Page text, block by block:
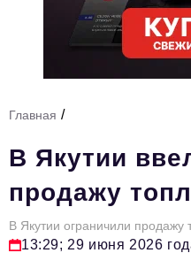
Премия "Тульский Бизнес"
История тульского
Тема номера
HR
Персона номера
Главная /
В Якутии
продажу
В Якутии ограничили продажу
13:29; 29 июня 2026